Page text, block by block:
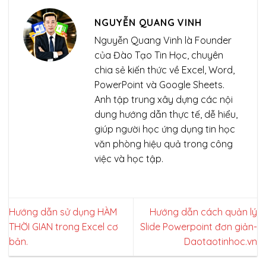
NGUYỄN QUANG VINH
Nguyễn Quang Vinh là Founder
của Đào Tạo Tin Học, chuyên
chia sẻ kiến thức về Excel, Word,
PowerPoint và Google Sheets.
Anh tập trung xây dựng các nội
dung hướng dẫn thực tế, dễ hiểu,
giúp người học ứng dụng tin học
văn phòng hiệu quả trong công
việc và học tập.
Hướng dẫn sử dụng HÀM
THỜI GIAN trong Excel cơ
bản.
Hướng dẫn cách quản lý
Slide Powerpoint đơn giản-
Daotaotinhoc.vn